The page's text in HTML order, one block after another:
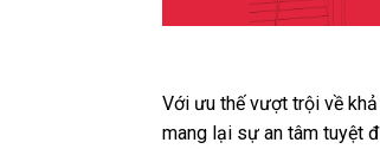
Với ưu thế vượt trội về
mang lại sự an tâm tuyệt